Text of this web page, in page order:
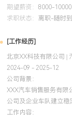
培训经历
2024-09
系统学习了供应链
计算等模型应用于
前提下，使负责品
期望薪资： 8000-10000
求职状态： 离职-随时
[工作经历]
北京XX科技有限公司 |
2024-09 - 2025-12
公司背景：
XXX汽车销售服务有限
公司及企业车队建立稳
工作内容：